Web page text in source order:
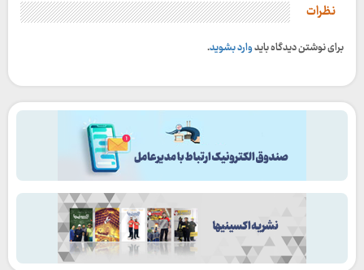
نظرات
برای نوشتن دیدگاه بایدوارد بشوید.